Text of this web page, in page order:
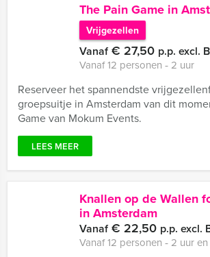
The Pain Game in
Vrijgezellen
Vanaf€ 27,50 p.p. excl.
Vanaf 12 personen ‐ 2 uur
Reserveer het spannendste
groepsuitje in Amsterdam van dit
Game van Mokum Events.
LEES MEER
Knallen op de Wallen
in Amsterdam
Vanaf€ 22,50 p.p. excl.
Vanaf 12 personen ‐ 2 uur